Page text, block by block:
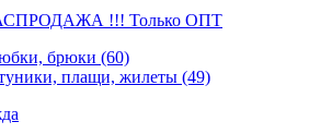
!!! Только ОПТ
брюки (60)
плащи, жилеты (49)